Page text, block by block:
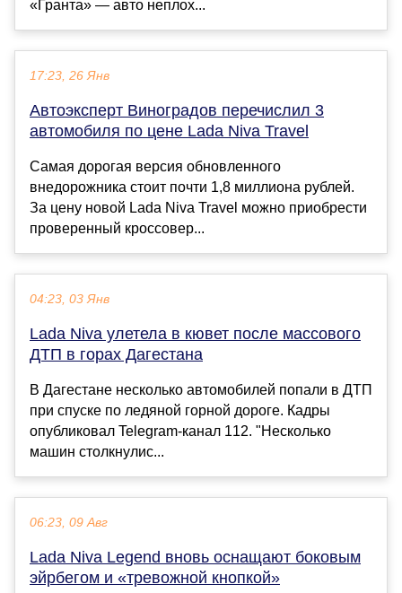
«Гранта» — авто неплох...
17:23, 26 Янв
Автоэксперт Виноградов перечислил 3
автомобиля по цене Lada Niva Travel
Cамая дорогая версия обновленного
внедорожника стоит почти 1,8 миллиона рублей.
За цену новой Lada Niva Travel можно приобрести
проверенный кроссовер...
04:23, 03 Янв
Lada Niva улетела в кювет после массового
ДТП в горах Дагестана
В Дагестане несколько автомобилей попали в ДТП
при спуске по ледяной горной дороге. Кадры
опубликовал Telegram-канал 112. "Несколько
машин столкнулис...
06:23, 09 Авг
Lada Niva Legend вновь оснащают боковым
эйрбегом и «тревожной кнопкой»